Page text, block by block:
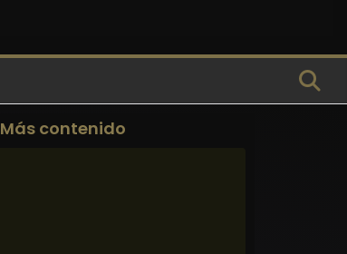
Más contenido